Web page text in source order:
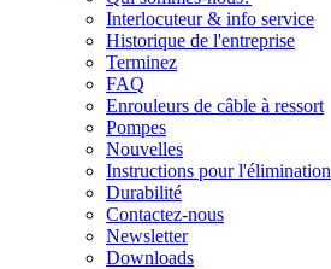
Interlocuteur & info service
Historique de l'entreprise
Terminez
FAQ
Enrouleurs de câble à ressort
Pompes
Nouvelles
Instructions pour l'élimination
Durabilité
Contactez-nous
Newsletter
Downloads